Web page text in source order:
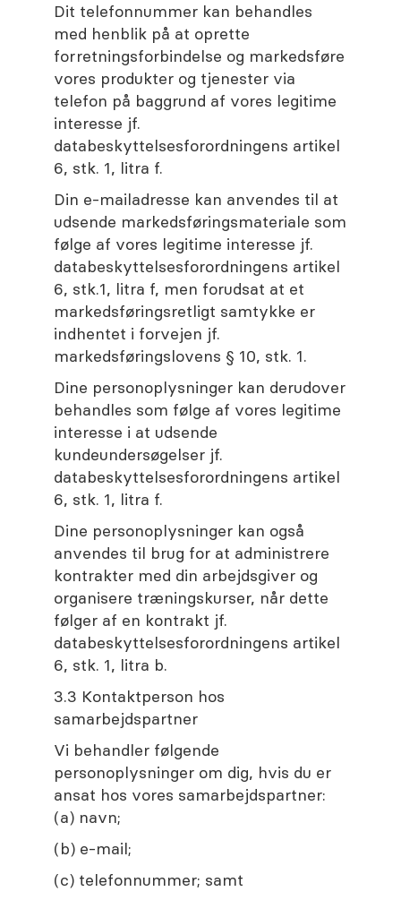
Dit telefonnummer kan behandles
med henblik på at oprette
forretningsforbindelse og markedsføre
vores produkter og tjenester via
telefon på baggrund af vores legitime
interesse jf.
databeskyttelsesforordningens artikel
6, stk. 1, litra f.
Din e-mailadresse kan anvendes til at
udsende markedsføringsmateriale som
følge af vores legitime interesse jf.
databeskyttelsesforordningens artikel
6, stk.1, litra f, men forudsat at et
markedsføringsretligt samtykke er
indhentet i forvejen jf.
markedsføringslovens § 10, stk. 1.
Dine personoplysninger kan derudover
behandles som følge af vores legitime
interesse i at udsende
kundeundersøgelser jf.
databeskyttelsesforordningens artikel
6, stk. 1, litra f.
Dine personoplysninger kan også
anvendes til brug for at administrere
kontrakter med din arbejdsgiver og
organisere træningskurser, når dette
følger af en kontrakt jf.
databeskyttelsesforordningens artikel
6, stk. 1, litra b.
3.3 Kontaktperson hos
samarbejdspartner
Vi behandler følgende
personoplysninger om dig, hvis du er
ansat hos vores samarbejdspartner:
(a) navn;
(b) e-mail;
(c) telefonnummer; samt